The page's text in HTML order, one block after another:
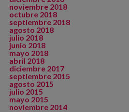
noviembre 2018
octubre 2018
septiembre 2018
agosto 2018
julio 2018
junio 2018
mayo 2018
abril 2018
diciembre 2017
septiembre 2015
agosto 2015
julio 2015
mayo 2015
noviembre 2014